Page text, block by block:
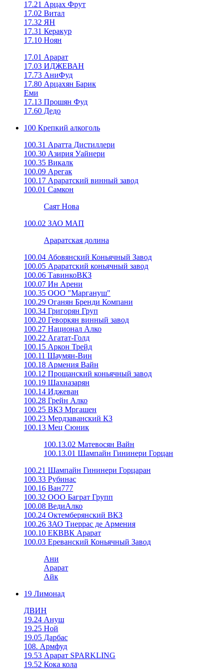
17.21 Арцах Фрут
17.02 Витал
17.32 ЯН
17.31 Керакур
17.10 Ноян
17.01 Арарат
17.03 ИДЖЕВАН
17.73 АниФуд
17.80 Арцахян Барик
Еми
17.13 Прошян Фуд
17.60 Дедо
100 Крепкий алкоголь
100.31 Аратта Дистиллери
100.30 Азирия Уайнери
100.35 Викалк
100.09 Арегак
100.17 Араратский винный завод
100.01 Самкон
Саят Нова
100.02 ЗАО МАП
Араратская долина
100.04 Абовянский Коньячный Завод
100.05 Араратский коньячный завод
100.06 ТавинкоВКЗ
100.07 Ин Арени
100.35 ООО "Маргануш"
100.29 Оганян Бренди Компани
100.34 Григорян Груп
100.20 Геворкян винный завод
100.27 Национал Алко
100.22 Агатат-Голд
100.15 Аркон Трейд
100.11 Шаумян-Вин
100.18 Армения Вайн
100.12 Прощанский коньячный завод
100.19 Шахназарян
100.14 Иджеван
100.28 Грейн Алко
100.25 ВКЗ Мргашен
100.23 Мердзаванский КЗ
100.13 Мец Сюник
100.13.02 Матевосян Вайн
100.13.01 Шампайн Гининери Горцан
100.21 Шампайн Гининери Горцаран
100.33 Рубинас
100.16 Ван777
100.32 ООО Баграт Групп
100.08 ВедиАлко
100.24 Октемберянский ВКЗ
100.26 ЗАО Тиеррас де Армения
100.10 ЕКВВК Арарат
100.03 Ереванский Коньячный Завод
Ани
Арарат
Айк
19 Лимонад
ДВИН
19.24 Ануш
19.25 Ной
19.05 Дарбас
108. Армфуд
19.53 Арарат SPARKLING
19.52 Кока кола